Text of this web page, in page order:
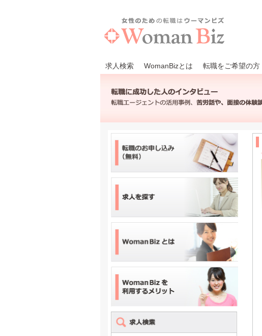
求人検索 WomanBizとは 転職をご希望の方